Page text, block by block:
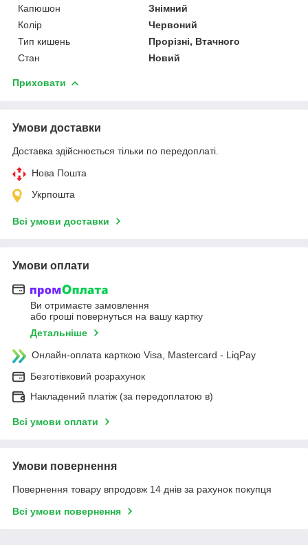
Капюшон
Знімний
Колір
Червоний
Тип кишень
Прорізні, Втачного
Стан
Новий
Приховати
Умови доставки
Доставка здійснюється тільки по передоплаті.
Нова Пошта
Укрпошта
Всі умови доставки
Умови оплати
Ви отримаєте замовлення
або гроші повернуться на вашу картку
Детальніше
Онлайн-оплата карткою Visa, Mastercard - LiqPay
Безготівковий розрахунок
Накладений платіж (за передоплатою в)
Всі умови оплати
Умови повернення
Повернення товару впродовж 14 днів за рахунок покупця
Всі умови повернення